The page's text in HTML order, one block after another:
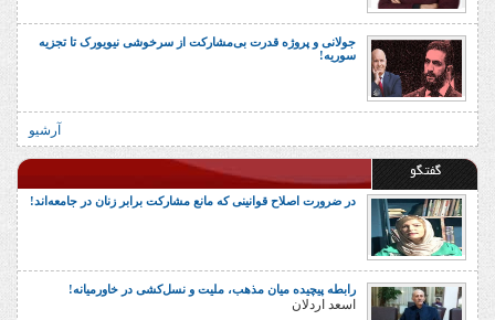
جولانی و پروژه قدرت بی‌مشارکت از سرخوشی نیویورک تا تجزیه
سوریه!
آرشیو
گفتگو
در ضرورت اصلاح قوانینی که مانع مشارکت برابر زنان در جامعه‌اند!
رابطه پیچیده میان مذهب، ملیت و نسل‌کشی در خاورمیانه!
اسعد اردلان